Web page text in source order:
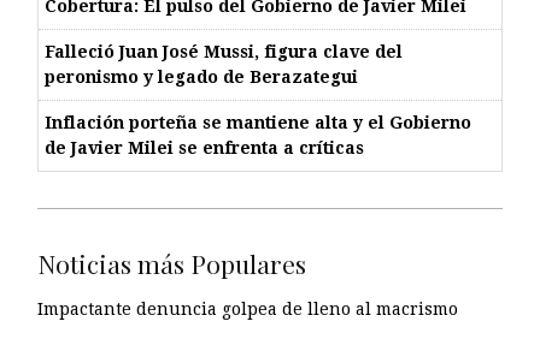
Cobertura: El pulso del Gobierno de Javier Milei
Falleció Juan José Mussi, figura clave del
peronismo y legado de Berazategui
Inflación porteña se mantiene alta y el Gobierno
de Javier Milei se enfrenta a críticas
Noticias más Populares
Impactante denuncia golpea de lleno al macrismo